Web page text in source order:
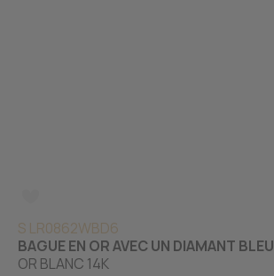
S LR0862WBD6
BAGUE EN OR AVEC UN DIAMANT BLEU
OR BLANC 14K